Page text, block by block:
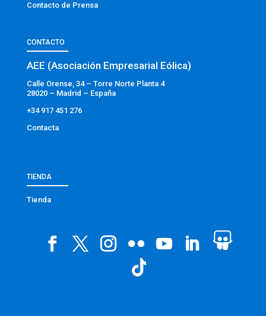
Contacto de Prensa
CONTACTO
AEE (Asociación Empresarial Eólica)
Calle Orense, 34 – Torre Norte Planta 4
28020 – Madrid – España
+34 917 451 276
Contacta
TIENDA
Tienda